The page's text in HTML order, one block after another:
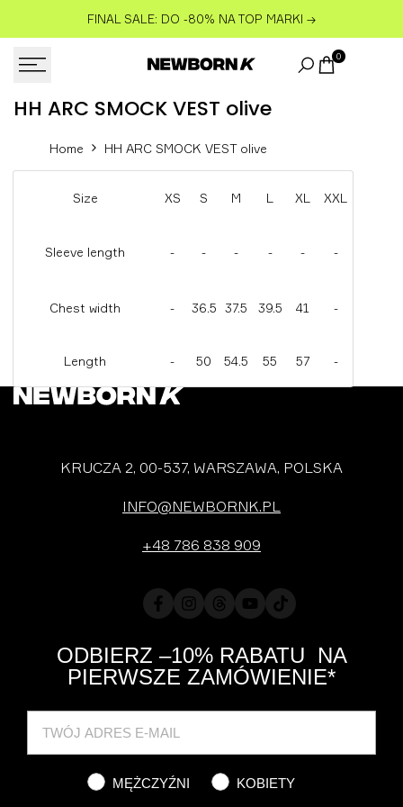
FINAL SALE: DO -80% NA TOP MARKI →
0
HH
SMOCK
HH ARC SMOCK VEST olive
Home HH ARC SMOCK VEST olive
Size XS S M L XL XXL
Sleeve length - - - - - -
Chest width - 36.5 37.5 39.5 41 -
Length - 50 54.5 55 57 -
KRUCZA 2, 00-537, WARSZAWA, POLSKA
INFO@NEWBORNK.PL
+48 786 838 909
FacebookInstagramTranslation
missing:
YouTubeTikTok
ODBIERZ –10% RABATU NA
PIERWSZE ZAMÓWIENIE*
Cat MĘŻCZYŹNI KOBIETY